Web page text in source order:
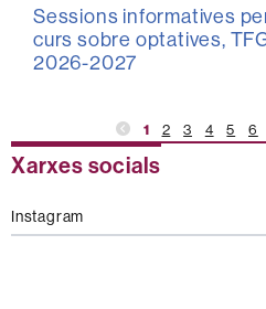
Sessions informatives
curs sobre optatives,
2026-2027
1 2 3 4 5 6
Informació
Xarxes socials
Instagram